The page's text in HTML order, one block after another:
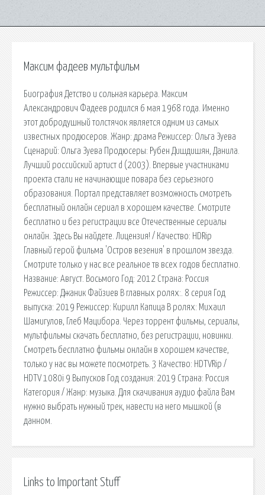
Максим фадеев мультфильм
Биография Детство и сольная карьера. Максим
Александрович Фадеев родился 6 мая 1968 года. Именно
этот добродушный толстячок является одним из самых
известных продюсеров. Жанр: драма Режиссер: Ольга Зуева
Сценарий: Ольга Зуева Продюсеры: Рубен Дишдишян, Данила.
Лучший российский артист d (2003). Впервые участниками
проекта стали не начинающие повара без серьезного
образования. Портал представляет возможность смотреть
бесплатный онлайн сериал в хорошем качестве. Смотрите
бесплатно и без регистрации все Отечественные сериалы
онлайн. Здесь Вы найдете. Лицензия! / Качество: HDRip
Главный герой фильма 'Остров везения' в прошлом звезда.
Смотрите только у нас все реальное тв всех годов бесплатно.
Название: Август. Восьмого Год: 2012 Страна: Россия
Режиссер: Джаник Файзиев В главных ролях:. 8 серия Год
выпуска: 2019 Режиссер: Кирилл Капица В ролях: Михаил
Шамигулов, Глеб Мацибора. Через торрент фильмы, сериалы,
мультфильмы скачать бесплатно, без регистрации, новинки.
Смотреть бесплатно фильмы онлайн в хорошем качестве,
только у нас вы можете посмотреть. 3 Качество: HDTVRip /
HDTV 1080i 9 Выпусков Год создания: 2019 Страна: Россия
Категория / Жанр: музыка. Для скачивания аудио файла Вам
нужно выбрать нужный трек, навести на него мышкой (в
данном.
Links to Important Stuff